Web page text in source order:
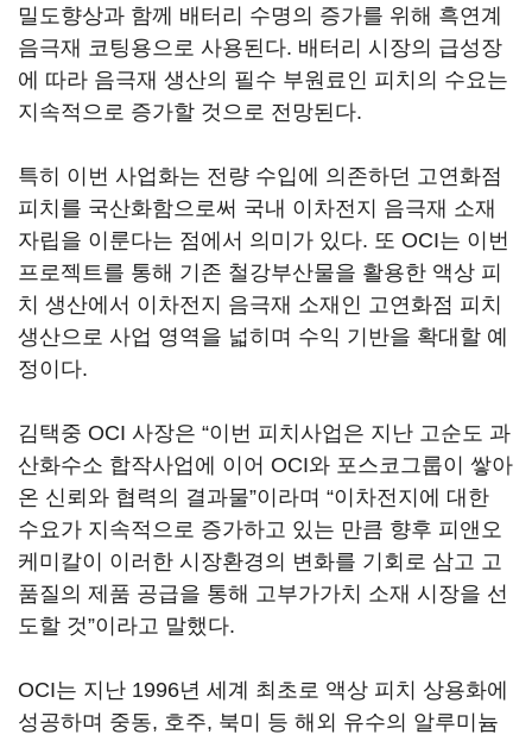
밀도향상과 함께 배터리 수명의 증가를 위해 흑연계
음극재 코팅용으로 사용된다. 배터리 시장의 급성장
에 따라 음극재 생산의 필수 부원료인 피치의 수요는
지속적으로 증가할 것으로 전망된다.
특히 이번 사업화는 전량 수입에 의존하던 고연화점
피치를 국산화함으로써 국내 이차전지 음극재 소재
자립을 이룬다는 점에서 의미가 있다. 또 OCI는 이번
프로젝트를 통해 기존 철강부산물을 활용한 액상 피
치 생산에서 이차전지 음극재 소재인 고연화점 피치
생산으로 사업 영역을 넓히며 수익 기반을 확대할 예
정이다.
김택중 OCI 사장은 “이번 피치사업은 지난 고순도 과
산화수소 합작사업에 이어 OCI와 포스코그룹이 쌓아
온 신뢰와 협력의 결과물”이라며 “이차전지에 대한
수요가 지속적으로 증가하고 있는 만큼 향후 피앤오
케미칼이 이러한 시장환경의 변화를 기회로 삼고 고
품질의 제품 공급을 통해 고부가가치 소재 시장을 선
도할 것”이라고 말했다.
OCI는 지난 1996년 세계 최초로 액상 피치 상용화에
성공하며 중동, 호주, 북미 등 해외 유수의 알루미늄